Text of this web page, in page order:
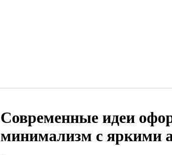
Современные идеи
минимализм с яркими